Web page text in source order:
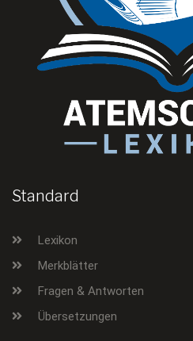
Standard
Lexikon
Merkblätter
Fragen & Antworten
Übersetzungen